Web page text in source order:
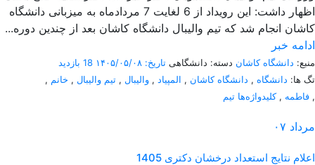
اظهار داشت: این رویداد از 6 لغایت 7 مردادماه به میزبانی دانشگاه
کاشان انجام شد که تیم والیبال دانشگاه کاشان بعد از چندین دوره...
ادامه خبر
منبع: دانشگاه کاشان دسته: دانشگاهی تاریخ: ۱۴۰۵/۰۵/۰۸
18 بازدید
تگ ها: دانشگاه , دانشگاه کاشان , المپیاد , والیبال , تیم والیبال , خانم ,
فاطمه ,کلیدواژه‌ها تیم ,
۰۷ مرداد
اعلام نتایج استعداد درخشان دکتری 1405